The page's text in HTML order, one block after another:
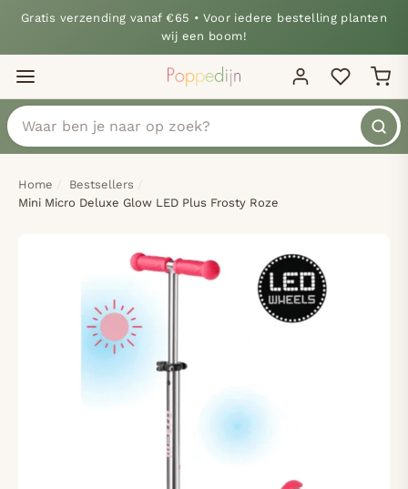
Gratis verzending vanaf €65 • Voor iedere bestelling planten
wij een boom!
Home
Bestsellers
Mini Micro Deluxe Glow LED Plus Frosty Roze